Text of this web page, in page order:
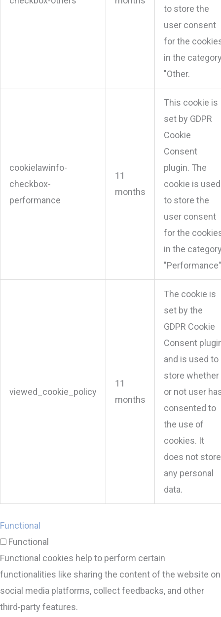
to store the
user consent
for the
in the
"Other.
cookielawinfo-
checkbox-
performance
11
months
This cookie is
set by GDPR
Cookie
Consent
plugin. The
cookie is used
to store the
user consent
for the
in the
viewed_cookie_policy
11
months
The cookie is
set by the
GDPR Cookie
Consent
and is used to
store whether
or not user
consented to
the use of
cookies. It
does not store
any personal
data.
Functional
Functional
Functional cookies help to perform certain
functionalities like sharing the content of the website on
social media platforms, collect feedbacks, and other
third-party features.